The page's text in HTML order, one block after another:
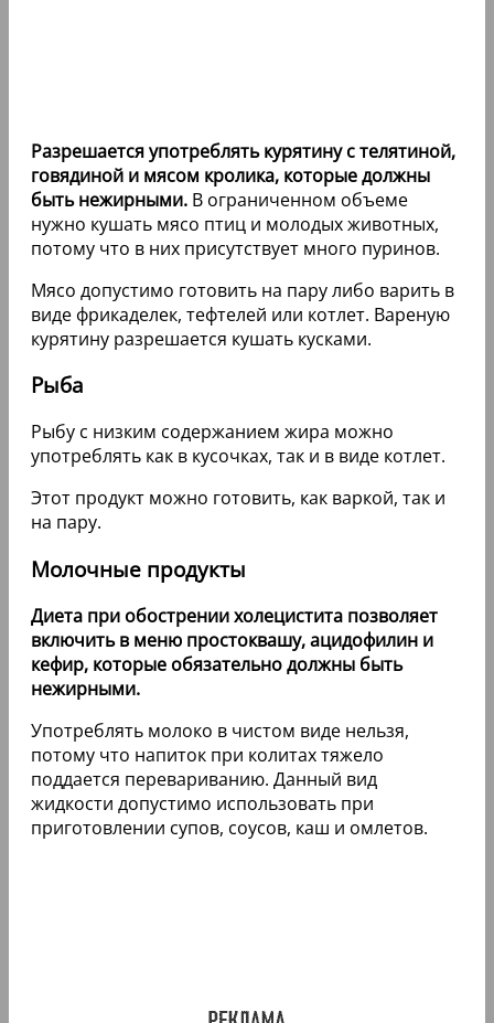
Разрешается употреблять курятину с телятиной,
говядиной и мясом кролика, которые должны
быть нежирными. В ограниченном объеме
нужно кушать мясо птиц и молодых животных,
потому что в них присутствует много пуринов.
Мясо допустимо готовить на пару либо варить в
виде фрикаделек, тефтелей или котлет. Вареную
курятину разрешается кушать кусками.
Рыба
Рыбу с низким содержанием жира можно
употреблять как в кусочках, так и в виде котлет.
Этот продукт можно готовить, как варкой, так и
на пару.
Молочные продукты
Диета при обострении холецистита позволяет
включить в меню простоквашу, ацидофилин и
кефир, которые обязательно должны быть
нежирными.
Употреблять молоко в чистом виде нельзя,
потому что напиток при колитах тяжело
поддается перевариванию. Данный вид
жидкости допустимо использовать при
приготовлении супов, соусов, каш и омлетов.